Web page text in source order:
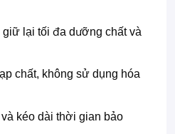
lại tối đa dưỡng chất và
chất, không sử dụng hóa
kéo dài thời gian bảo